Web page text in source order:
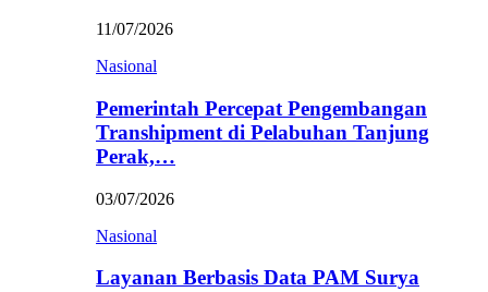
11/07/2026
Nasional
Pemerintah Percepat Pengembangan
Transhipment di Pelabuhan Tanjung
Perak,…
03/07/2026
Nasional
Layanan Berbasis Data PAM Surya